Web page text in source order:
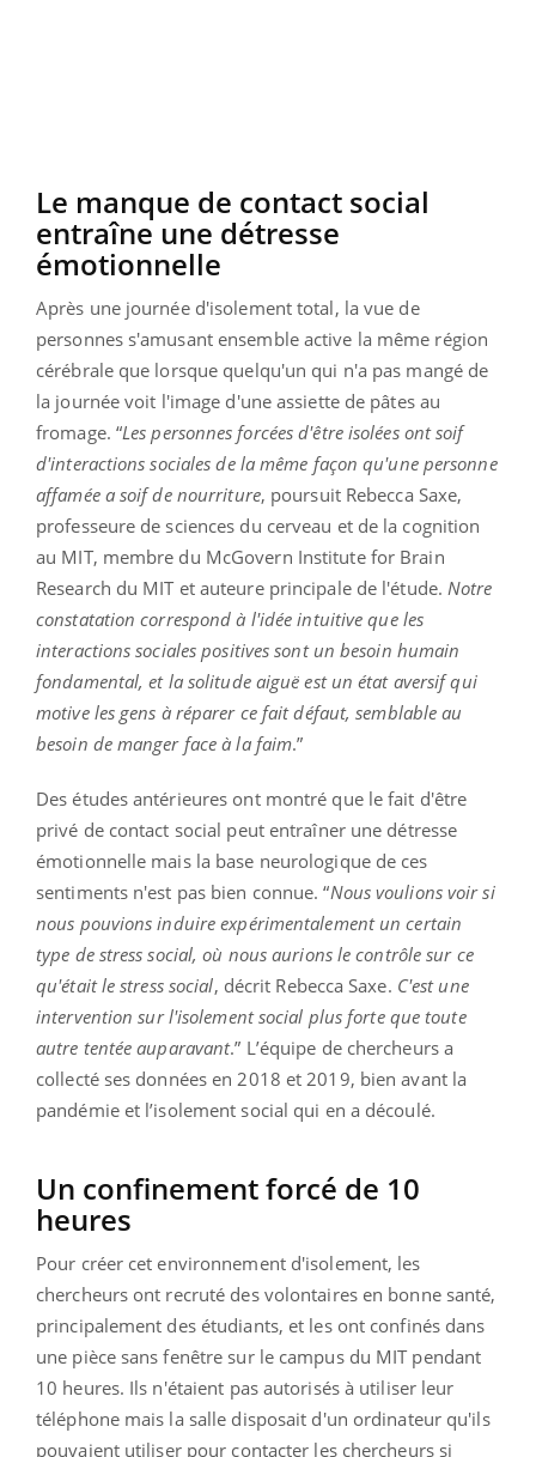
Le manque de contact social
entraîne une détresse
émotionnelle
Après une journée d'isolement total, la vue de
personnes s'amusant ensemble active la même région
cérébrale que lorsque quelqu'un qui n'a pas mangé de
la journée voit l'image d'une assiette de pâtes au
fromage. “Les personnes forcées d'être isolées ont soif
d'interactions sociales de la même façon qu'une personne
affamée a soif de nourriture, poursuit Rebecca Saxe,
professeure de sciences du cerveau et de la cognition
au MIT, membre du McGovern Institute for Brain
Research du MIT et auteure principale de l'étude.Notre
constatation correspond à l'idée intuitive que les
interactions sociales positives sont un besoin humain
fondamental, et la solitude aiguë est un état aversif qui
motive les gens à réparer ce fait défaut, semblable au
besoin de manger face à la faim.”
Des études antérieures ont montré que le fait d'être
privé de contact social peut entraîner une détresse
émotionnelle mais la base neurologique de ces
sentiments n'est pas bien connue. “Nous voulions voir si
nous pouvions induire expérimentalement un certain
type de stress social, où nous aurions le contrôle sur ce
qu'était le stress social, décrit Rebecca Saxe. C'est une
intervention sur l'isolement social plus forte que toute
autre tentée auparavant.” L’équipe de chercheurs a
collecté ses données en 2018 et 2019, bien avant la
pandémie et l’isolement social qui en a découlé.
Un confinement forcé de 10
heures
Pour créer cet environnement d'isolement, les
chercheurs ont recruté des volontaires en bonne santé,
principalement des étudiants, et les ont confinés dans
une pièce sans fenêtre sur le campus du MIT pendant
10 heures. Ils n'étaient pas autorisés à utiliser leur
téléphone mais la salle disposait d'un ordinateur qu'ils
pouvaient utiliser pour contacter les chercheurs si